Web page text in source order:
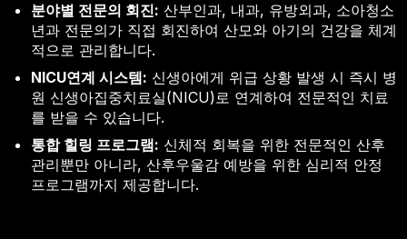
분야별 전문의 회진: 산부인과, 내과, 유방외과, 소아청소
년과 전문의가 직접 회진하여 산모와 아기의 건강을 체계
적으로 관리합니다.
NICU연계 시스템: 신생아에게 위급 상황 발생 시 즉시 병
원 신생아집중치료실(NICU)로 연계하여 전문적인 치료
를 받을 수 있습니다.
통합 힐링 프로그램: 신체적 회복을 위한 전문적인 산후
관리뿐만 아니라, 산후우울감 예방을 위한 심리적 안정
프로그램까지 제공합니다.